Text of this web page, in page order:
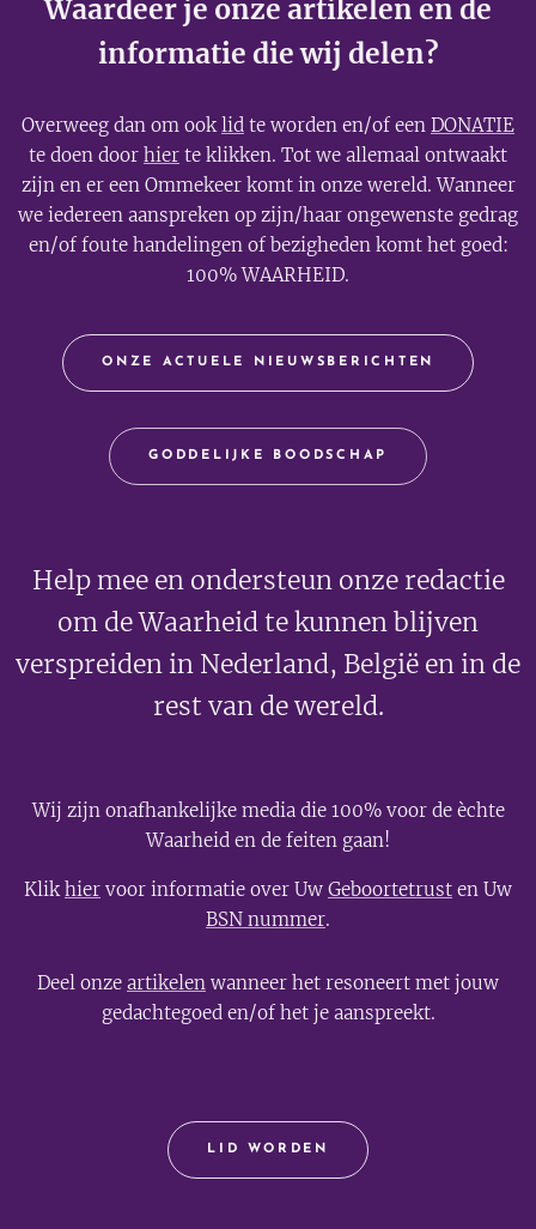
Waardeer je onze artikelen en de
informatie die wij delen?
Overweeg dan om ooklid te worden en/of een DONATIE
te doen door hier te klikken. Tot we allemaal ontwaakt
zijn en er een Ommekeer komt in onze wereld. Wanneer
we iedereen aanspreken op zijn/haar ongewenste gedrag
en/of foute handelingen of bezigheden komt het goed:
100% WAARHEID.
ONZE ACTUELE NIEUWSBERICHTEN
GODDELIJKE BOODSCHAP
Help mee en ondersteun onze redactie
om de Waarheid te kunnen blijven
verspreiden in Nederland, België en in de
rest van de wereld.
Wij zijn onafhankelijke media die 100% voor de èchte
Waarheid en de feiten gaan!
Klikhier voor informatie over Uw Geboortetrust en Uw
BSN nummer.
Deel onze artikelen wanneer het resoneert met jouw
gedachtegoed en/of het je aanspreekt.
LID WORDEN